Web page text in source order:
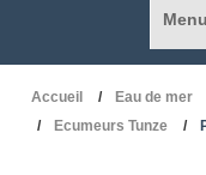
Menu
Accueil Eau de mer
Ecumeurs Tunze